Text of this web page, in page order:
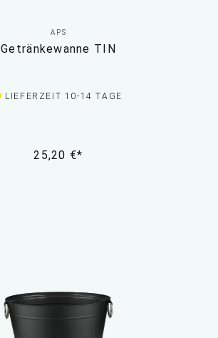
APS
Getränkewanne TIN
LIEFERZEIT 10-14 TAGE
25,20 €*